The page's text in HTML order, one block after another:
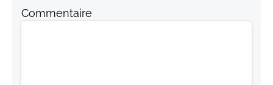
Commentaire